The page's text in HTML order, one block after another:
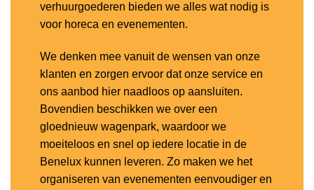
verhuurgoederen bieden we alles wat nodig is
voor horeca en evenementen.
We denken mee vanuit de wensen van onze
klanten en zorgen ervoor dat onze service en
ons aanbod hier naadloos op aansluiten.
Bovendien beschikken we over een
gloednieuw wagenpark, waardoor we
moeiteloos en snel op iedere locatie in de
Benelux kunnen leveren. Zo maken we het
organiseren van evenementen eenvoudiger en